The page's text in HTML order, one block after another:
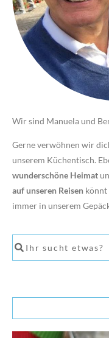
Wir sind Manuela und
Gerne verwöhnen wir
unserem Küchentisch.
wunderschöne Heimat
auf unseren Reisen könnt
immer in unserem